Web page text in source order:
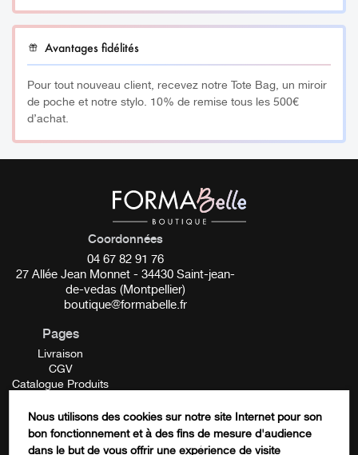
Avantages fidélités
Pour tout nouveau client, recevez notre Tote Bag, un miroir
de poche et notre stylo. 10% de remise tous les 500€
d’achat.
Company
Coordonnées
04 67 82 91 76
27 Allée Jean Monnet - 34430 Saint-jean-
de-vedas (Montpellier)
boutique@formabelle.fr
Pages
Livraison
CGV
Catalogue Produits
Contactez-nous
FORMATION
Nous utilisons des cookies sur notre site Internet pour son
bon fonctionnement et à des fins de mesure d'audience
dans le but de vous offrir une expérience de visite